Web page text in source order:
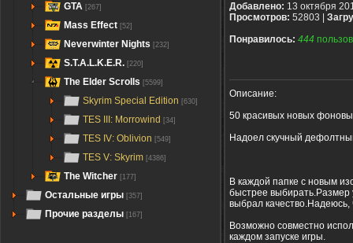
GTA [267]
Mass Effect [52]
Neverwinter Nights [232]
S.T.A.L.K.E.R. [220]
The Elder Scrolls [5599]
Skyrim Special Edition [630]
TES III: Morrowind [34]
TES IV: Oblivion [549]
TES V: Skyrim [4386]
The Witcher [177]
Остальные игры [357]
Прочие разделы [167]
Добавлено: 13 октября
Просмотров: 52803 |
Понравилось: 444
Описание:
50 красивых новых
Надоел скучный
В каждой папке с новым
быстрее
выбрал качество.Надеюсь,
Возможно совместно
каждом запуске игры.